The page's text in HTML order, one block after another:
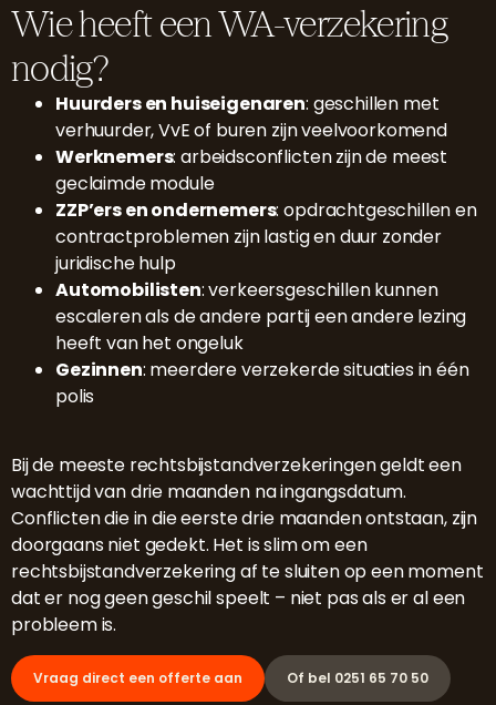
Wie heeft een WA-verzekering
nodig?
Huurders en huiseigenaren: geschillen met
verhuurder, VvE of buren zijn veelvoorkomend
Werknemers: arbeidsconflicten zijn de meest
geclaimde module
ZZP’ers en ondernemers: opdrachtgeschillen en
contractproblemen zijn lastig en duur zonder
juridische hulp
Automobilisten: verkeersgeschillen kunnen
escaleren als de andere partij een andere lezing
heeft van het ongeluk
Gezinnen: meerdere verzekerde situaties in één
polis
Bij de meeste rechtsbijstandverzekeringen geldt een
wachttijd van drie maanden na ingangsdatum.
Conflicten die in die eerste drie maanden ontstaan, zijn
doorgaans niet gedekt. Het is slim om een
rechtsbijstandverzekering af te sluiten op een moment
dat er nog geen geschil speelt – niet pas als er al een
probleem is.
Vraag direct een offerte aan Of bel 0251 65 70 50